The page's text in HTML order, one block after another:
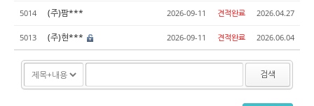
5014 (주)팜*** 2026-09-11 견적완료 2026.04.27
5013 (주)현*** 2026-09-11 견적완료 2026.06.04
검색